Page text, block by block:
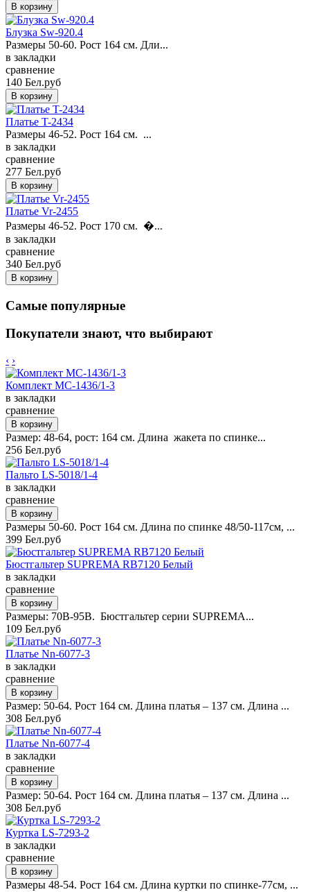
Блузка Sw-920.4
Размеры 50-60. Рост 164 см. Дли...
в закладки
сравнение
140 Бел.руб
Платье T-2434
Размеры 46-52. Рост 164 см. ...
в закладки
сравнение
277 Бел.руб
Платье Vr-2455
Размеры 46-52. Рост 170 см. �...
в закладки
сравнение
340 Бел.руб
Самые популярные
Покупатели знают, что выбирают
‹ ›
Комплект MC-1436/1-3
в закладки
сравнение
Размер: 48-64, рост: 164 см. Длина жакета по спинке...
256 Бел.руб
Пальто LS-5018/1-4
в закладки
сравнение
Размеры 50-60. Рост 164 см. Длина по спинке 48/50-117см, ...
399 Бел.руб
Бюстгальтер SUPREMA RB7120 Белый
в закладки
сравнение
Размеры: 70B-95B. Бюстгальтер серии SUPREMA...
109 Бел.руб
Платье Nn-6077-3
в закладки
сравнение
Размер: 50-64. Рост 164 см. Длина платья – 137 см. Длина ...
308 Бел.руб
Платье Nn-6077-4
в закладки
сравнение
Размер: 50-64. Рост 164 см. Длина платья – 137 см. Длина ...
308 Бел.руб
Куртка LS-7293-2
в закладки
сравнение
Размеры 48-54. Рост 164 см. Длина куртки по спинке-77см, ...